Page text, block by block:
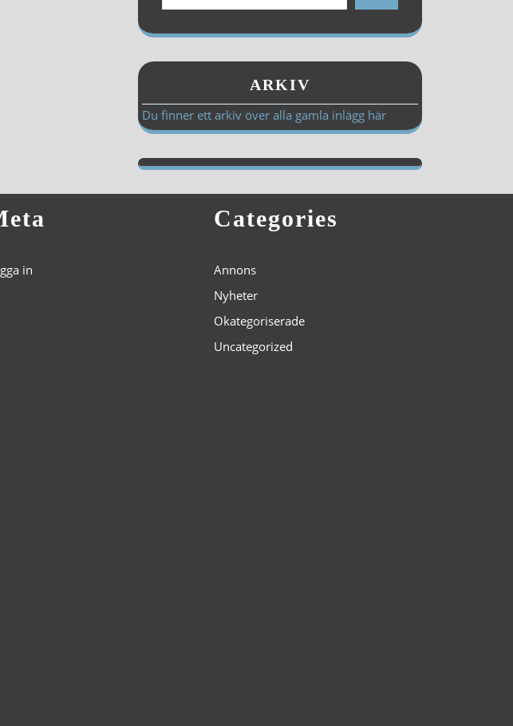
ARKIV
Du finner ett arkiv över alla gamla inlägg här
in
Categories
Annons
Nyheter
Okategoriserade
Uncategorized